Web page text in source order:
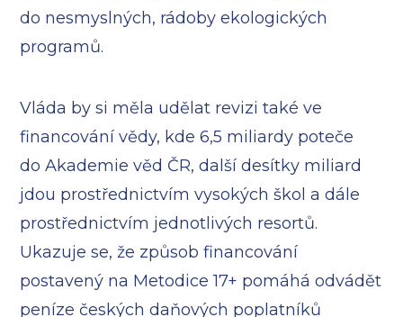
do nesmyslných, rádoby ekologických
programů.
Vláda by si měla udělat revizi také ve
financování vědy, kde 6,5 miliardy poteče
do Akademie věd ČR, další desítky miliard
jdou prostřednictvím vysokých škol a dále
prostřednictvím jednotlivých resortů.
Ukazuje se, že způsob financování
postavený na Metodice 17+ pomáhá odvádět
peníze českých daňových poplatníků